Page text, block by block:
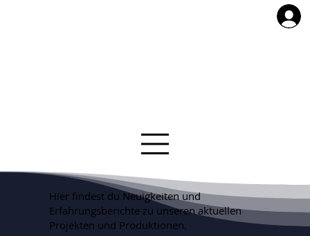
Hier findest du Neuigkeiten und
Erfahrungsberichte zu unseren aktuellen
Projekten und Produktionen.